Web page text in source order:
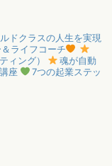
ドクラスの人生を実現
ライフコーチ
ィング）
魂が自動
座
7つの起業ステッ